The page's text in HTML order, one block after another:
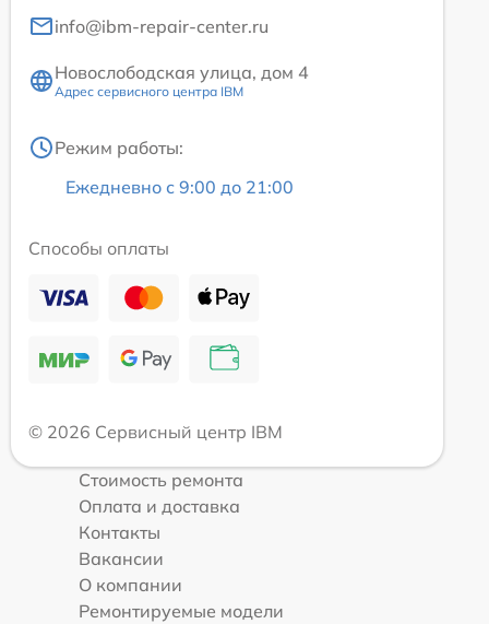
info@ibm-repair-center.ru
Новослободская улица, дом 4
Адрес сервисного центра IBM
Режим работы:
Ежедневно с 9:00 до 21:00
Способы оплаты
© 2026 Сервисный центр IBM
Стоимость ремонта
Оплата и доставка
Контакты
Вакансии
О компании
Ремонтируемые модели